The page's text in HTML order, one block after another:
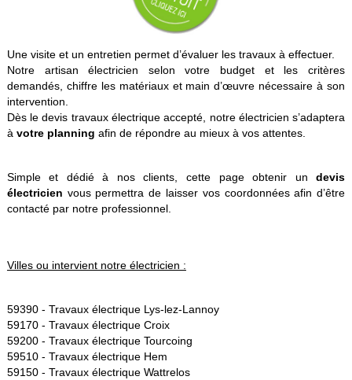
Une visite et un entretien permet d’évaluer les travaux à effectuer.
Notre artisan électricien selon votre budget et les critères
demandés, chiffre les matériaux et main d’œuvre nécessaire à son
intervention.
Dès le devis travaux électrique accepté, notre électricien s’adaptera
à votre planning afin de répondre au mieux à vos attentes.
Simple et dédié à nos clients, cette page obtenir undevis
électricien vous permettra de laisser vos coordonnées afin d’être
contacté par notre professionnel.
Villes ou intervient notre électricien :
59390 - Travaux électrique Lys-lez-Lannoy
59170 - Travaux électrique Croix
59200 - Travaux électrique Tourcoing
59510 - Travaux électrique Hem
59150 - Travaux électrique Wattrelos